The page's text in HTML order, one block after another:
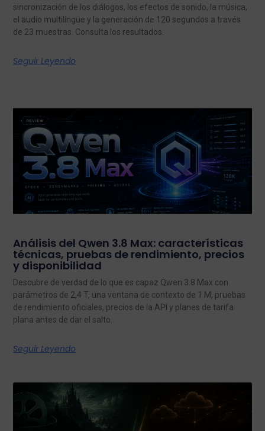
sincronización de los diálogos, los efectos de sonido, la música,
el audio multilingüe y la generación de 120 segundos a través
de 23 muestras. Consulta los resultados.
Seguir Leyendo
Análisis del Qwen 3.8 Max: características
técnicas, pruebas de rendimiento, precios
y disponibilidad
Descubre de verdad de lo que es capaz Qwen 3.8 Max con
parámetros de 2,4 T, una ventana de contexto de 1 M, pruebas
de rendimiento oficiales, precios de la API y planes de tarifa
plana antes de dar el salto.
Seguir Leyendo